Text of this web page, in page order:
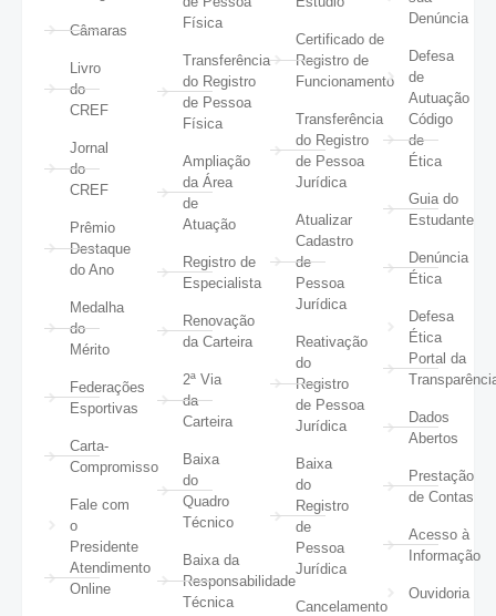
Câmaras
Livro
do
CREF
Jornal
do
CREF
Prêmio
Destaque
do Ano
Medalha
do
Mérito
Federações
Esportivas
Carta-
Compromisso
Fale com
o
Presidente
Atendimento
Online
Física
Transferência
do Registro
de Pessoa
Física
Ampliação
da Área
de
Atuação
Registro de
Especialista
Renovação
da Carteira
2ª Via
da
Carteira
Baixa
do
Quadro
Técnico
Baixa da
Responsabilidade
Técnica
Certificado de
Registro de
Funcionamento
Transferência
do Registro
de Pessoa
Jurídica
Atualizar
Cadastro
de
Pessoa
Jurídica
Reativação
do
Registro
de Pessoa
Jurídica
Baixa
do
Registro
de
Pessoa
Jurídica
Cancelamento
Denúncia
Defesa
de
Autuação
Código
de
Ética
Guia do
Estudante
Denúncia
Ética
Defesa
Ética
Portal da
Dados
Abertos
Prestação
de Contas
Acesso à
Informação
Ouvidoria